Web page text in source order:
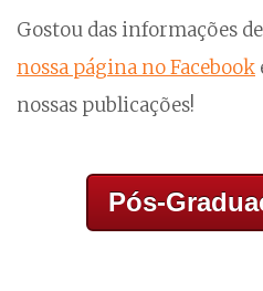
Gostou das informações
nossa página no Facebook
nossas publicações!
Pós-